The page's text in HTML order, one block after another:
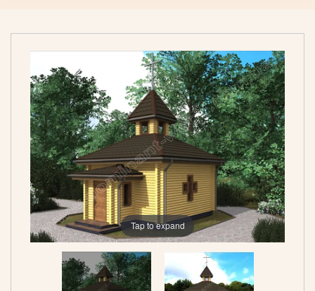
Tap to expand